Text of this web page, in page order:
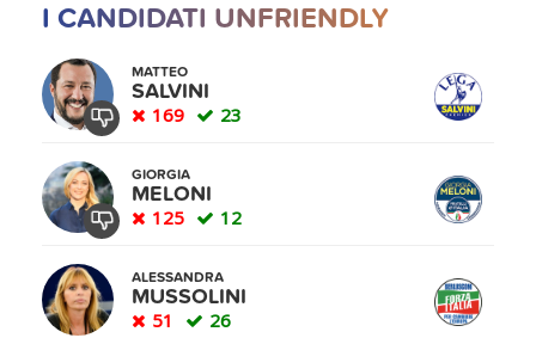
I CANDIDATI UNFRIENDLY
MATTEO
SALVINI
169 23
GIORGIA
MELONI
125 12
ALESSANDRA
MUSSOLINI
51 26